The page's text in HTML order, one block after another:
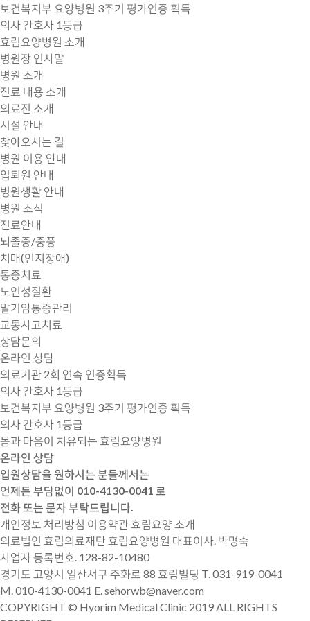
보건복지부 요양병원 3주기 평가인증 획득
의사 간호사 1등급
효림요양병원 소개
병원장 인사말
병원 소개
진료 내용 소개
의료진 소개
시설 안내
찾아오시는 길
병원 이용 안내
입퇴원 안내
병원생활 안내
병원 소식
진료안내
뇌졸중/중풍
치매(인지장애)
통증치료
노인성질환
말기암통증관리
교통사고치료
상담문의
온라인 상담
의료기관 2회 연속 인증획득
의사 간호사 1등급
보건복지부 요양병원 3주기 평가인증 획득
의사 간호사 1등급
몸과 마음이 치유되는 효림요양병원
온라인 상담
입원상담을 원하시는 분들께서는
언제든 부담없이 010-4130-0041 로
전화 또는 문자 부탁드립니다.
개인정보 처리방침 이용약관 효림요양 소개
의료법인 효림의료재단 효림요양병원 대표이사. 박명숙
사업자 등록번호. 128-82-10480
경기도 고양시 일산서구 주화로 88 효림빌딩 T. 031-919-0041
M. 010-4130-0041 E. sehorwb@naver.com
COPYRIGHT © Hyorim Medical Clinic 2019 ALL RIGHTS